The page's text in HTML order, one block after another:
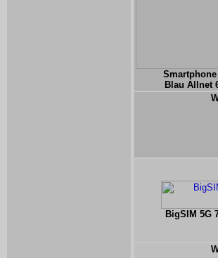
Smartphone
Blau Allnet
BigSIM 5G